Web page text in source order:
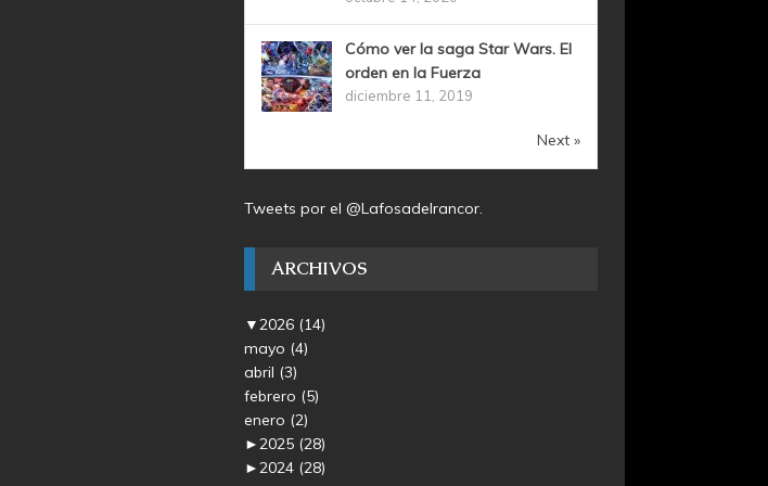
Cómo ver la saga Star Wars. El
orden en la Fuerza
diciembre 11, 2019
Next »
Tweets por el @Lafosadelrancor.
ARCHIVOS
▼2026 (14)
mayo (4)
abril (3)
febrero (5)
enero (2)
►2025 (28)
►2024 (28)